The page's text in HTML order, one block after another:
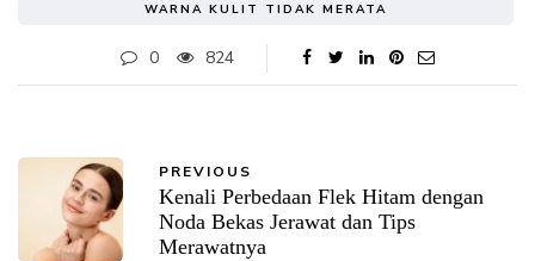
WARNA KULIT TIDAK MERATA
0 824
PREVIOUS
Kenali Perbedaan Flek Hitam dengan
Noda Bekas Jerawat dan Tips
Merawatnya